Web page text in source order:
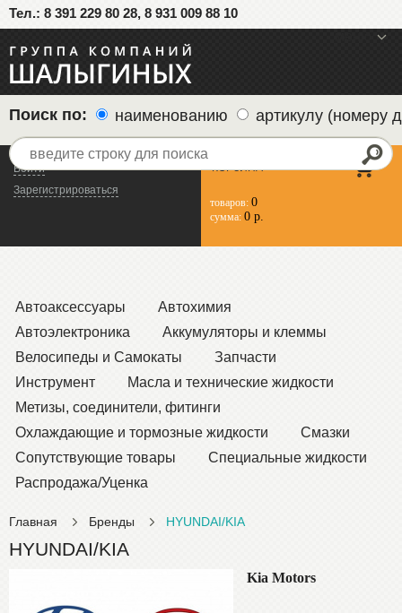
Тел.: 8 391 229 80 28, 8 931 009 88 10
Войти
Зарегистрироваться
КОРЗИНА
товаров: 0
сумма: 0 р.
Поиск по: наименованию артикулу (номеру
Автоаксессуары
Автохимия
Автоэлектроника
Аккумуляторы и клеммы
Велосипеды и Самокаты
Запчасти
Инструмент
Масла и технические жидкости
Метизы, соединители, фитинги
Охлаждающие и тормозные жидкости
Смазки
Сопутствующие товары
Специальные жидкости
Распродажа/Уценка
Главная Бренды HYUNDAI/KIA
HYUNDAI/KIA
Kia Motors